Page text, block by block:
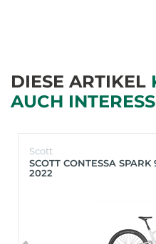
DIESE ARTIKEL
AUCH
Scott
SCOTT CONTESSA
2022